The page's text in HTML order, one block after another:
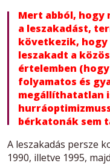
Mert abból,
a leszakadást,
következik,
leszakadt a
értelemben
folyamatos és
megállíthatatlan
bérkatonák sem
A leszakadás persze
1990, illetve 1995,